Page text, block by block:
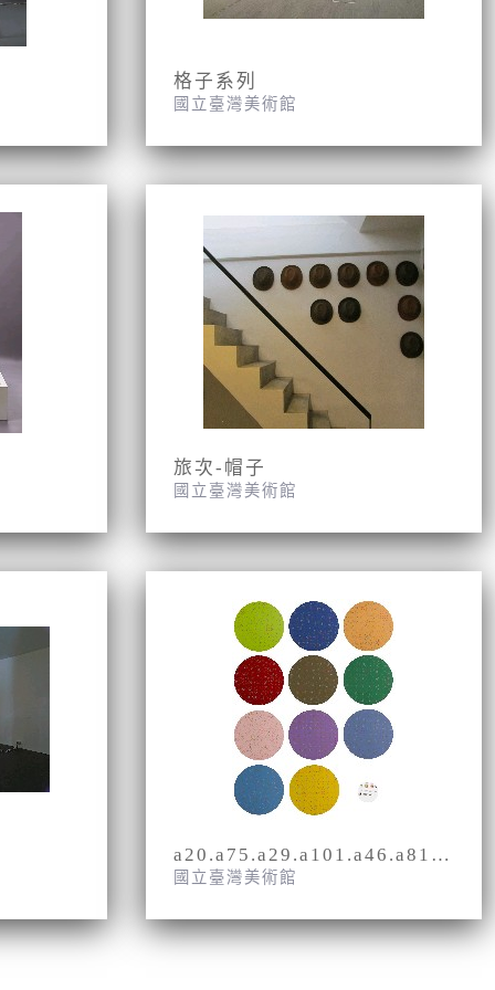
格子系列
國立臺灣美術館
旅次-帽子
國立臺灣美術館
a20.a75.a29.a101.a46.a81. a103.a41.a69.a33.a77
國立臺灣美術館